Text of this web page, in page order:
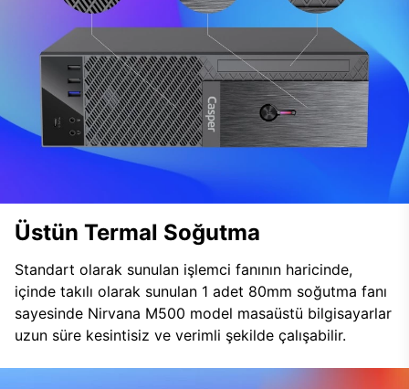
Üstün Termal Soğutma
Standart olarak sunulan işlemci fanının haricinde,
içinde takılı olarak sunulan 1 adet 80mm soğutma fanı
sayesinde Nirvana M500 model masaüstü bilgisayarlar
uzun süre kesintisiz ve verimli şekilde çalışabilir.